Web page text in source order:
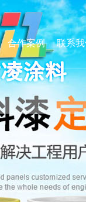
合作案例 联系